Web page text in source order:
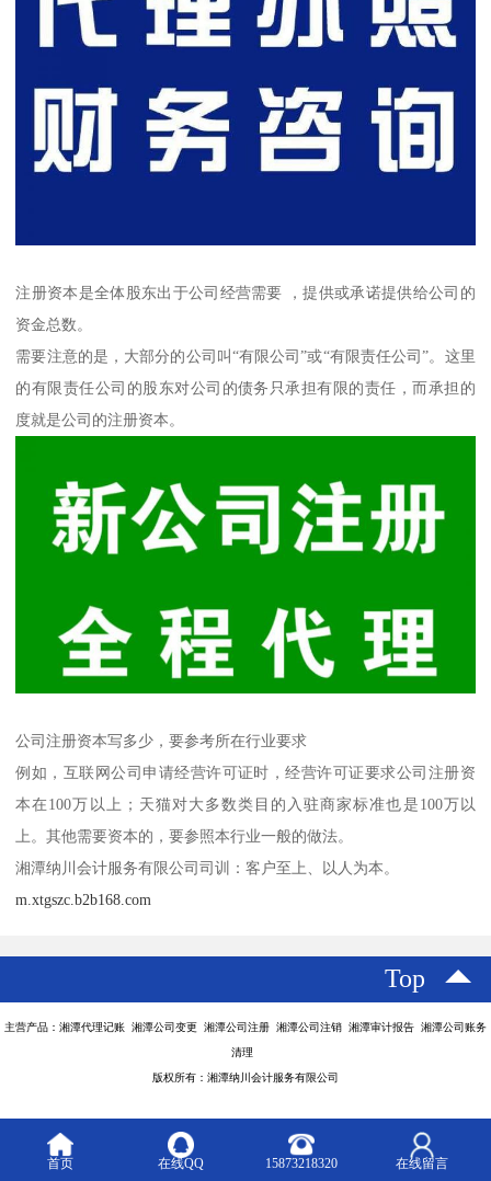
注册资本是全体股东出于公司经营需要 ，提供或承诺提供给公司的
资金总数。
需要注意的是，大部分的公司叫“有限公司”或“有限责任公司”。这里
的有限责任公司的股东对公司的债务只承担有限的责任，而承担的
度就是公司的注册资本。
公司注册资本写多少，要参考所在行业要求
例如，互联网公司申请经营许可证时，经营许可证要求公司注册资
本在100万以上；天猫对大多数类目的入驻商家标准也是100万以
上。其他需要资本的，要参照本行业一般的做法。
湘潭纳川会计服务有限公司司训：客户至上、以人为本。
m.xtgszc.b2b168.com
Top
主营产品：湘潭代理记账 湘潭公司变更 湘潭公司注册 湘潭公司注销 湘潭审计报告 湘潭公司账务
清理
版权所有：湘潭纳川会计服务有限公司
首页 在线QQ 15873218320 在线留言